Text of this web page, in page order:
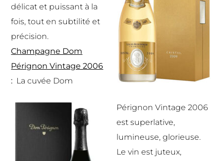
délicat et puissant à la
fois, tout en subtilité et
précision.
Champagne Dom
Pérignon Vintage 2006
: La cuvée Dom
Pérignon Vintage 2006
est superlative,
lumineuse, glorieuse.
Le vin est juteux,